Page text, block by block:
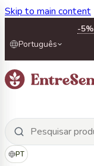
Skip to main content
-5%
Português
PT